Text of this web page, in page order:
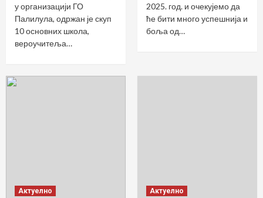
у организацији ГО
Палилула, одржан је скуп
10 основних школа,
вероучитеља…
2025. год. и очекујемо да
ће бити много успешнија и
боља од…
Актуелно Актуелно